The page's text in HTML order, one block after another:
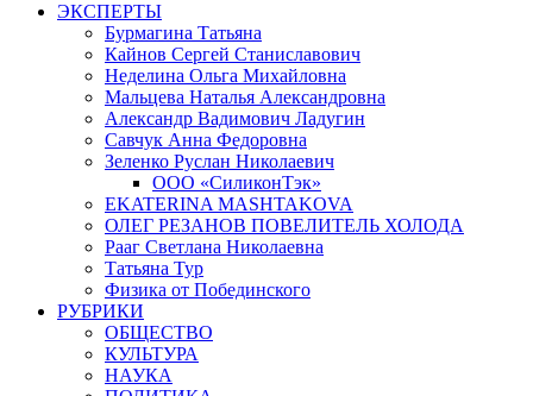
ЭКСПЕРТЫ
Бурмагина Татьяна
Кайнов Сергей Станиславович
Неделина Ольга Михайловна
Мальцева Наталья Александровна
Александр Вадимович Ладугин
Савчук Анна Федоровна
Зеленко Руслан Николаевич
ООО «СиликонТэк»
EKATERINA MASHTAKOVA
ОЛЕГ РЕЗАНОВ ПОВЕЛИТЕЛЬ ХОЛОДА
Рааг Светлана Николаевна
Татьяна Тур
Физика от Побединского
РУБРИКИ
ОБЩЕСТВО
КУЛЬТУРА
НАУКА